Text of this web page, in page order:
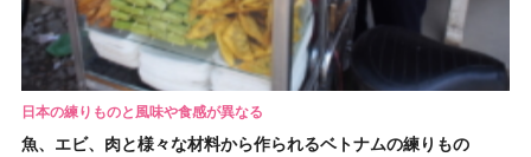
日本の練りものと風味や食感が異なる
魚、エビ、肉と様々な材料から作られるベトナムの練りもの